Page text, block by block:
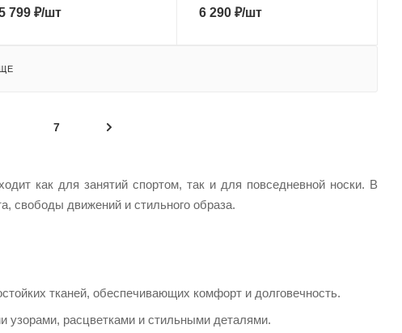
799₽/шт 6 290₽/шт
7
как для занятий спортом, так и для повседневной носки. В
движений и стильного образа.
тканей, обеспечивающих комфорт и долговечность.
узорами, расцветками и стильными деталями.